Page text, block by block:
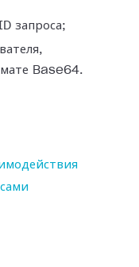
запроса;
Base64.